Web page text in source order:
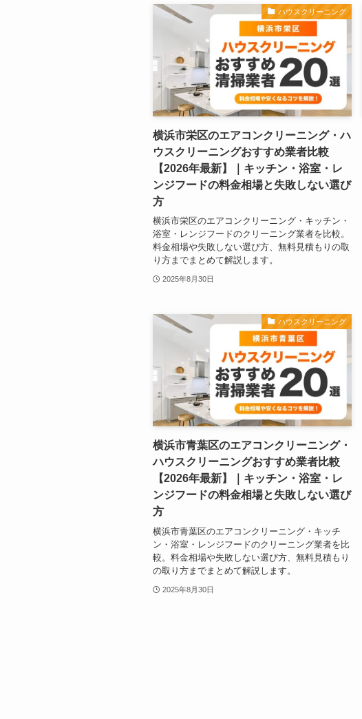
ハウスクリーニング
横浜市栄区のエアコンクリーニング・ハ
ウスクリーニングおすすめ業者比較
【2026年最新】｜キッチン・浴室・レ
ンジフードの料金相場と失敗しない選び
方
横浜市栄区のエアコンクリーニング・キッチン・
浴室・レンジフードのクリーニング業者を比較。
料金相場や失敗しない選び方、無料見積もりの取
り方までまとめて解説します。
2025年8月30日
ハウスクリーニング
横浜市青葉区のエアコンクリーニング・
ハウスクリーニングおすすめ業者比較
【2026年最新】｜キッチン・浴室・レ
ンジフードの料金相場と失敗しない選び
方
横浜市青葉区のエアコンクリーニング・キッチ
ン・浴室・レンジフードのクリーニング業者を比
較。料金相場や失敗しない選び方、無料見積もり
の取り方までまとめて解説します。
2025年8月30日